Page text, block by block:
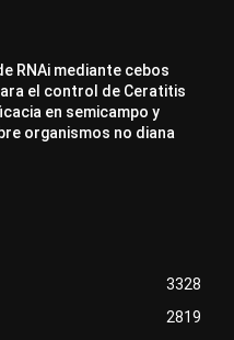
RNAi mediante cebos
el control de Ceratitis
en semicampo y
organismos no diana
3328
2819